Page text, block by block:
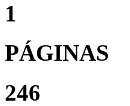
1
PÁGINAS
246